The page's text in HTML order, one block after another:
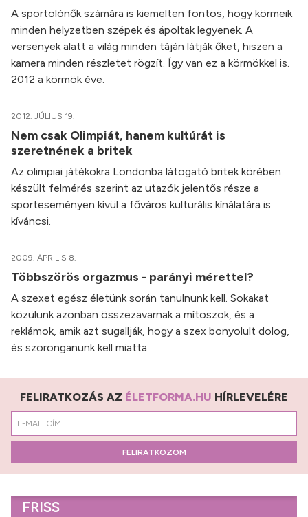
A sportolónők számára is kiemelten fontos, hogy körmeik
minden helyzetben szépek és ápoltak legyenek. A
versenyek alatt a világ minden táján látják őket, hiszen a
kamera minden részletet rögzít. Így van ez a körmökkel is.
2012 a körmök éve.
2012. JÚLIUS 19.
Nem csak Olimpiát, hanem kultúrát is
szeretnének a britek
Az olimpiai játékokra Londonba látogató britek körében
készült felmérés szerint az utazók jelentős része a
sporteseményen kívül a főváros kulturális kínálatára is
kíváncsi.
2009. ÁPRILIS 8.
Többszörös orgazmus - parányi mérettel?
A szexet egész életünk során tanulnunk kell. Sokakat
közülünk azonban összezavarnak a mítoszok, és a
reklámok, amik azt sugallják, hogy a szex bonyolult dolog,
és szoronganunk kell miatta.
FELIRATKOZÁS AZ ÉLETFORMA.HU HÍRLEVELÉRE
FELIRATKOZOM
FRISS